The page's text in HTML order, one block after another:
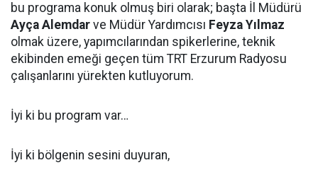
bu programa konuk olmuş biri olarak; başta İl Müdürü
Ayça Alemdar ve Müdür Yardımcısı Feyza Yılmaz
olmak üzere, yapımcılarından spikerlerine, teknik
ekibinden emeği geçen tüm TRT Erzurum Radyosu
çalışanlarını yürekten kutluyorum.
İyi ki bu program var…
İyi ki bölgenin sesini duyuran,